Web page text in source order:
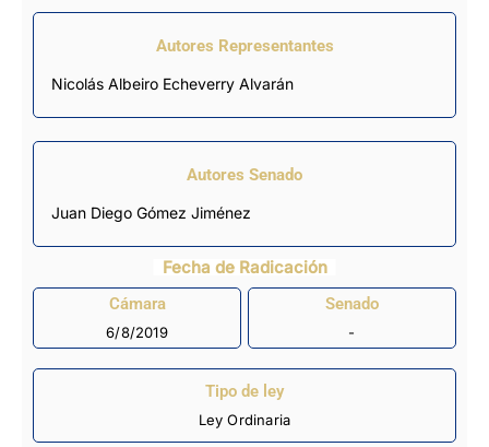
Autores Representantes
Nicolás Albeiro Echeverry Alvarán
Autores Senado
Juan Diego Gómez Jiménez
Fecha de Radicación
Cámara
6/8/2019
Senado
-
Tipo de ley
Ley Ordinaria